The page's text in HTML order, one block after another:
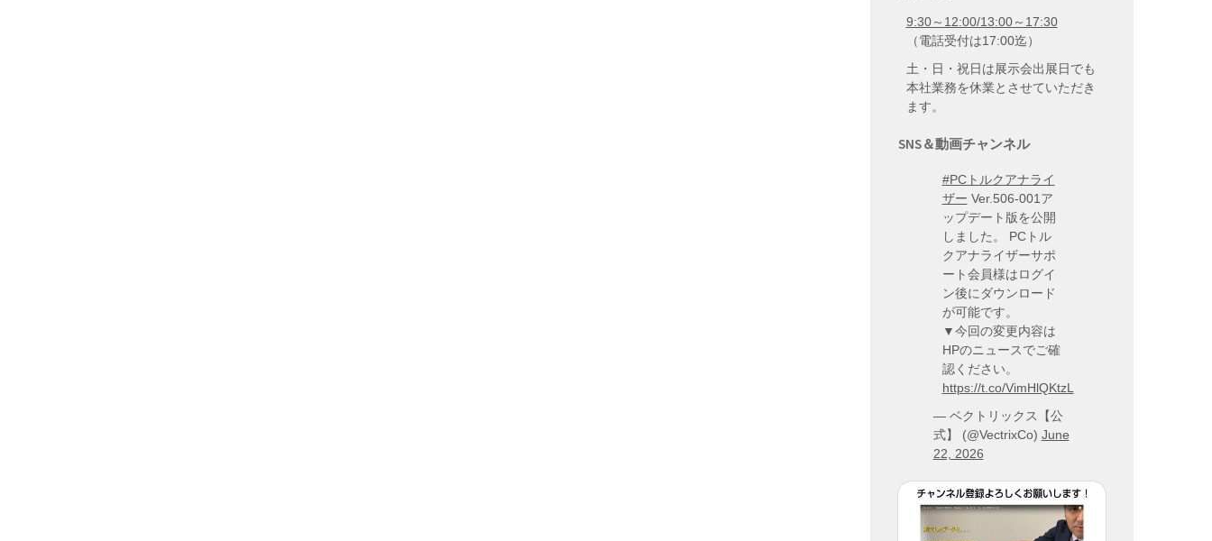
9:30～12:00/13:00～17:30
（電話受付は17:00迄）
土・日・祝日は展示会出展日でも
本社業務を休業とさせていただき
ます。
SNS＆動画チャンネル
#PCトルクアナライ
ザー Ver.506-001ア
ップデート版を公開
しました。 PCトル
クアナライザーサポ
ート会員様はログイ
ン後にダウンロード
が可能です。
▼今回の変更内容は
HPのニュースでご確
認ください。
https://t.co/VimHlQKtzL
— ベクトリックス【公
式】 (@VectrixCo) June
22, 2026